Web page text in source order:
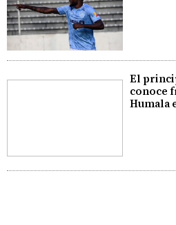
El
conoce
Humala